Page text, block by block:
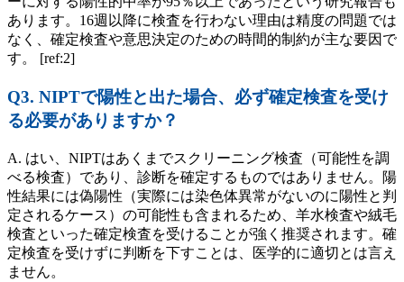
あります。16週以降に検査を行わない理由は精度の問題では
なく、確定検査や意思決定のための時間的制約が主な要因で
す。 [ref:2]
Q3. NIPTで陽性と出た場合、必ず確定検査を受け
る必要がありますか？
A. はい、NIPTはあくまでスクリーニング検査（可能性を調
べる検査）であり、診断を確定するものではありません。陽
性結果には偽陽性（実際には染色体異常がないのに陽性と判
定されるケース）の可能性も含まれるため、羊水検査や絨毛
検査といった確定検査を受けることが強く推奨されます。確
定検査を受けずに判断を下すことは、医学的に適切とは言え
ません。